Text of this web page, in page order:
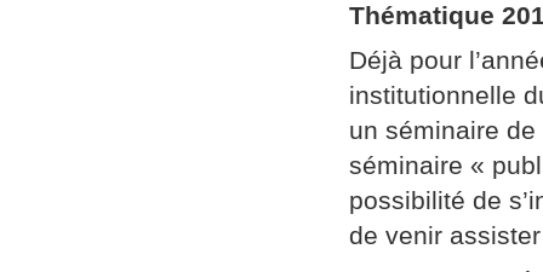
Thématique
Déjà pour
institutionnelle
un séminaire
séminaire «
possibilité de
de venir